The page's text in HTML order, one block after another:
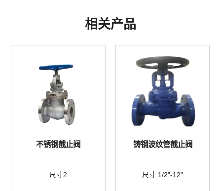
相关产品
不锈钢截止阀
尺寸2
铸钢波纹管截止阀
尺寸 1/2"-12"